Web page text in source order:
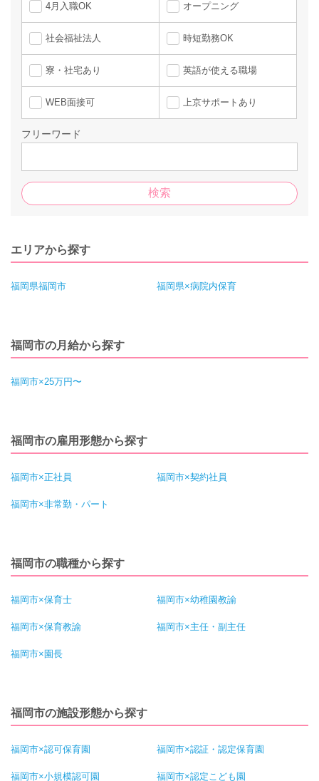
4月入職OK オープニング
社会福祉法人 時短勤務OK
寮・社宅あり 英語が使える職場
WEB面接可 上京サポートあり
フリーワード
エリアから探す
福岡県福岡市 福岡県×病院内保育
福岡市の月給から探す
福岡市×25万円〜
福岡市の雇用形態から探す
福岡市×正社員 福岡市×契約社員
福岡市×非常勤・パート
福岡市の職種から探す
福岡市×保育士 福岡市×幼稚園教諭
福岡市×保育教諭 福岡市×主任・副主任
福岡市×園長
福岡市の施設形態から探す
福岡市×認可保育園 福岡市×認証・認定保育園
福岡市×小規模認可園 福岡市×認定こども園